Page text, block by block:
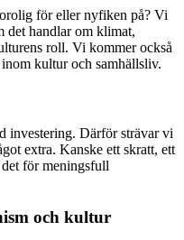
för eller nyfiken på? Vi
det handlar om klimat,
roll. Vi kommer också
kultur och samhällsliv.
investering. Därför strävar vi
extra. Kanske ett skratt, ett
för meningsfull
och kultur